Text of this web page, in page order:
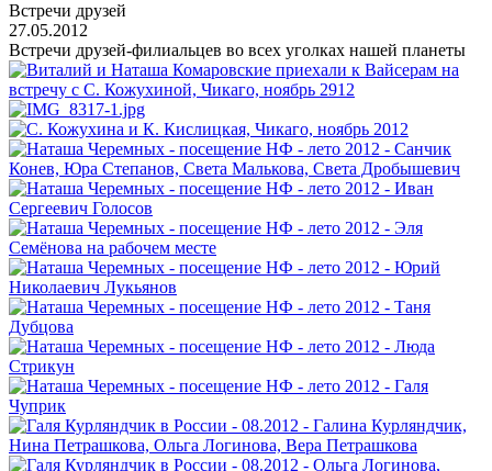
Встречи друзей
27.05.2012
Встречи друзей-филиальцев во всех уголках нашей планеты